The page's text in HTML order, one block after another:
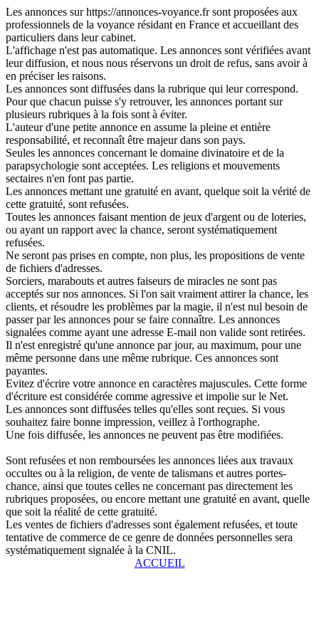
Les annonces sur https://annonces-voyance.fr sont proposées aux
professionnels de la voyance résidant en France et accueillant des
particuliers dans leur cabinet.
L'affichage n'est pas automatique. Les annonces sont vérifiées avant
leur diffusion, et nous nous réservons un droit de refus, sans avoir à
en préciser les raisons.
Les annonces sont diffusées dans la rubrique qui leur correspond.
Pour que chacun puisse s'y retrouver, les annonces portant sur
plusieurs rubriques à la fois sont à éviter.
L'auteur d'une petite annonce en assume la pleine et entière
responsabilité, et reconnaît être majeur dans son pays.
Seules les annonces concernant le domaine divinatoire et de la
parapsychologie sont acceptées. Les religions et mouvements
sectaires n'en font pas partie.
Les annonces mettant une gratuité en avant, quelque soit la vérité de
cette gratuité, sont refusées.
Toutes les annonces faisant mention de jeux d'argent ou de loteries,
ou ayant un rapport avec la chance, seront systématiquement
refusées.
Ne seront pas prises en compte, non plus, les propositions de vente
de fichiers d'adresses.
Sorciers, marabouts et autres faiseurs de miracles ne sont pas
acceptés sur nos annonces. Si l'on sait vraiment attirer la chance, les
clients, et résoudre les problèmes par la magie, il n'est nul besoin de
passer par les annonces pour se faire connaître. Les annonces
signalées comme ayant une adresse E-mail non valide sont retirées.
Il n'est enregistré qu'une annonce par jour, au maximum, pour une
même personne dans une même rubrique. Ces annonces sont
payantes.
Evitez d'écrire votre annonce en caractères majuscules. Cette forme
d'écriture est considérée comme agressive et impolie sur le Net.
Les annonces sont diffusées telles qu'elles sont reçues. Si vous
souhaitez faire bonne impression, veillez à l'orthographe.
Une fois diffusée, les annonces ne peuvent pas être modifiées.
Sont refusées et non remboursées les annonces liées aux travaux
occultes ou à la religion, de vente de talismans et autres portes-
chance, ainsi que toutes celles ne concernant pas directement les
rubriques proposées, ou encore mettant une gratuité en avant, quelle
que soit la réalité de cette gratuité.
Les ventes de fichiers d'adresses sont également refusées, et toute
tentative de commerce de ce genre de données personnelles sera
systématiquement signalée à la CNIL.
ACCUEIL